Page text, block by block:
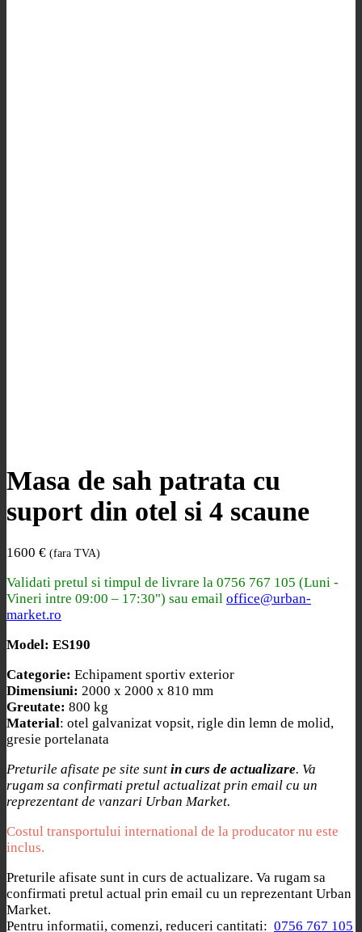
Masa de sah patrata cu
suport din otel si 4 scaune
1600 € (fara TVA)
Validati pretul si timpul de livrare la 0756 767 105 (Luni -
Vineri intre 09:00 – 17:30") sau email office@urban-
market.ro
Model: ES190
Categorie: Echipament sportiv exterior
Dimensiuni: 2000 x 2000 x 810 mm
Greutate: 800 kg
Material: otel galvanizat vopsit, rigle din lemn de molid,
gresie portelanata
Preturile afisate pe site sunt in curs de actualizare. Va
rugam sa confirmati pretul actualizat prin email cu un
reprezentant de vanzari Urban Market.
Costul transportului international de la producator nu este
inclus.
Preturile afisate sunt in curs de actualizare. Va rugam sa
confirmati pretul actual prin email cu un reprezentant Urban
Market.
Pentru informatii, comenzi, reduceri cantitati: 0756 767 105